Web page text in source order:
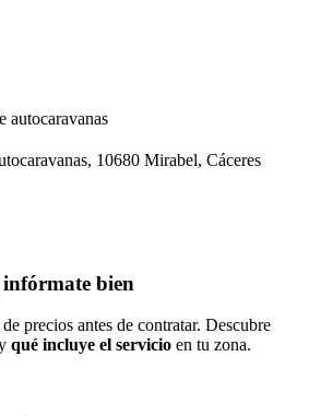
autocaravanas
10680 Mirabel, Cáceres
bien
precios antes de contratar. Descubre
qué incluye el servicio en tu zona.